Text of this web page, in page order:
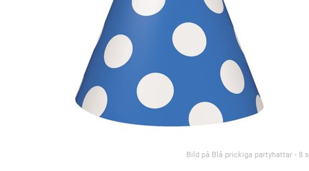
Bild på Blå prickiga partyhattar - 8